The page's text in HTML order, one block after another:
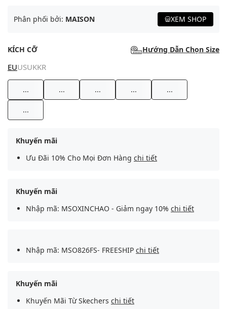
Phân phối bởi: MAISON XEM SHOP
KÍCH CỠ Hướng Dẫn Chọn Size
EUUSUKKR
... ... ... ... ...
...
Khuyến mãi
Ưu Đãi 10% Cho Mọi Đơn Hàng chi tiết
Khuyến mãi
Nhập mã: MSOXINCHAO - Giảm ngay 10% chi tiết
Nhập mã: MSO826FS- FREESHIP chi tiết
Khuyến mãi
Khuyến Mãi Từ Skechers chi tiết